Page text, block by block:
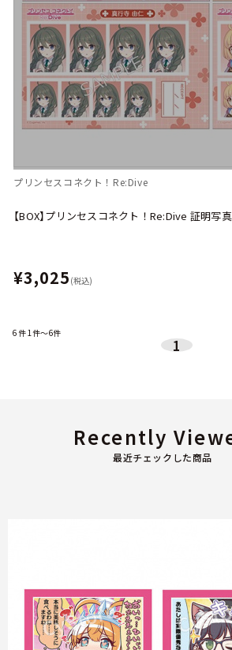
プリンセスコネクト！Re:Dive
【BOX】プリンセスコネクト！Re:Dive 証明写
¥3,025 (税込)
6件1件～6件
1
最近チェックした商品
Recently